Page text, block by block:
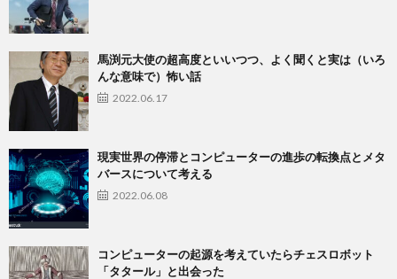
馬渕元大使の超高度といいつつ、よく聞くと実は（いろ
んな意味で）怖い話
2022.06.17
現実世界の停滞とコンピューターの進歩の転換点とメタ
バースについて考える
2022.06.08
コンピューターの起源を考えていたらチェスロボット
「タタール」と出会った